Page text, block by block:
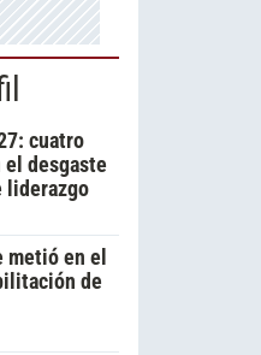
cuatro
desgaste
liderazgo
en el
de